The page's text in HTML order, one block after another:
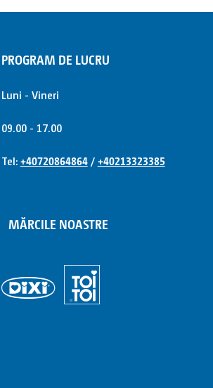
PROGRAM DE LUCRU
Luni - Vineri
09.00 - 17.00
Tel:+40720864864/+40213323385
MĂRCILE NOASTRE